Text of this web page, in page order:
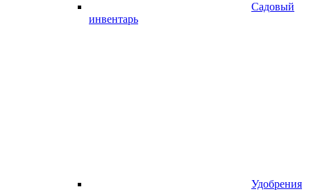
Садовый
инвентарь
Удобрения